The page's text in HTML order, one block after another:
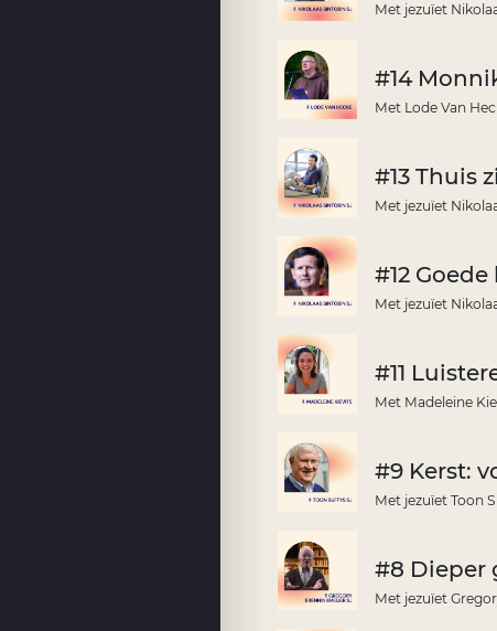
Met jezuïet
#14
Met Lode Van
#13 Thuis
Met jezuïet
#12
Met jezuïet
#11
Met Madeleine
#9 Kerst:
Met jezuïet Toon
#8 Dieper
Met jezuïet